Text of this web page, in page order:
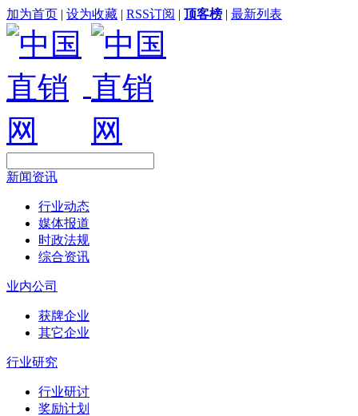
加为首页 | 设为收藏 | RSS订阅 | 顶客榜 | 最新列表
新闻资讯
行业动态
媒体报道
时政法规
综合资讯
业内公司
获牌企业
其它企业
行业研究
行业研讨
奖励计划